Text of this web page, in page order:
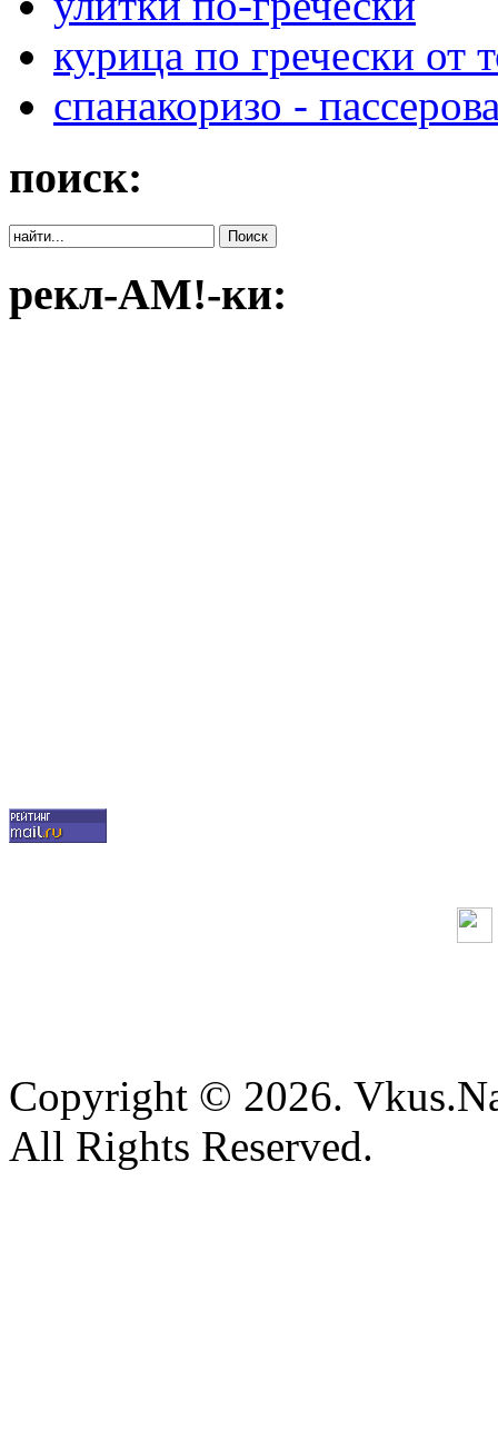
курица по гречески от
спанакоризо -
поиск:
рекл-АМ!-ки:
Copyright © 2026.
All Rights Reserved.